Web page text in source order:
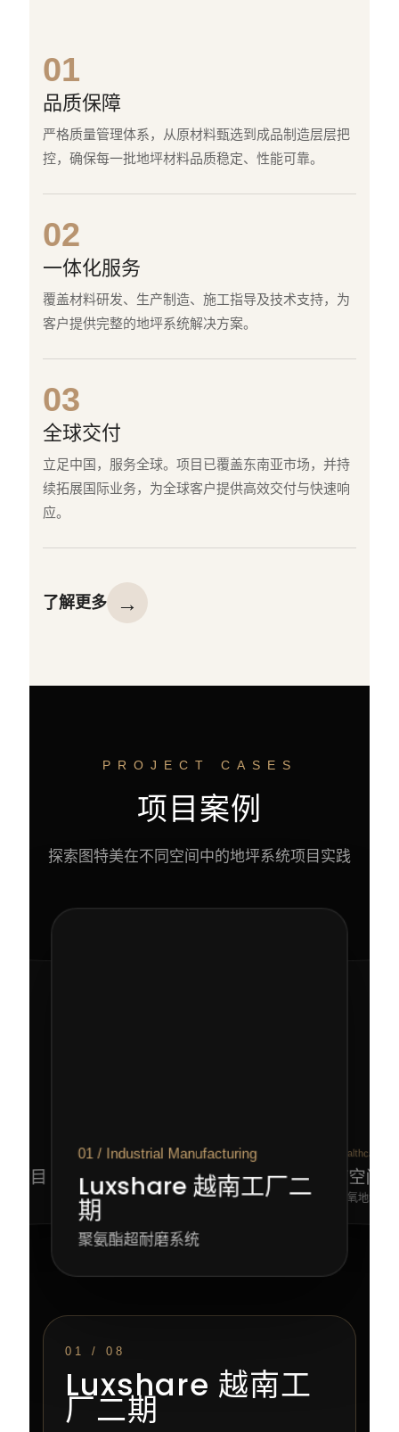
01
品质保障
严格质量管理体系，从原材料甄选到成品制造层层把
控，确保每一批地坪材料品质稳定、性能可靠。
02
一体化服务
覆盖材料研发、生产制造、施工指导及技术支持，为
客户提供完整的地坪系统解决方案。
03
全球交付
立足中国，服务全球。项目已覆盖东南亚市场，并持
续拓展国际业务，为全球客户提供高效交付与快速响
应。
了解更多 →
PROJECT CASES
项目案例
探索图特美在不同空间中的地坪系统项目实践
01 / Industrial Manufacturing
Luxshare 越南工厂二
期
聚氨酯超耐磨系统
02 / Healthcare
医疗空间
抗菌环氧地坪系
项目
01 / 08
Luxshare 越南工
厂二期